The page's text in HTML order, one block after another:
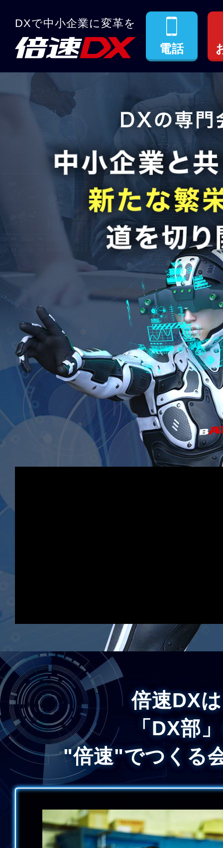
DXで中小企業に変革を
電話
倍速DX
「DX部
"倍速"でつくる